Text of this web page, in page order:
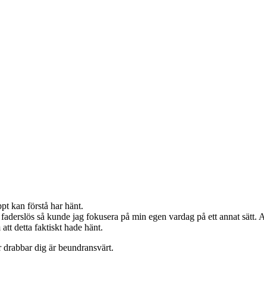
kan förstå har hänt.
så kunde jag fokusera på min egen vardag på ett annat
detta faktiskt hade hänt.
dig är beundransvärt.